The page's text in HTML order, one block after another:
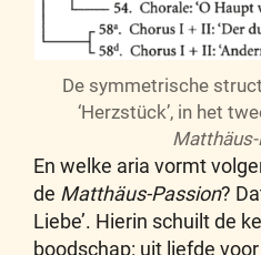
De symmetrische
‘Herzstück’, in het
En welke aria vormt
de Matthäus-Passion?
Liebe’. Hierin schuilt de
boodschap: uit liefde